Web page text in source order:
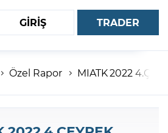
GİRİŞ TRADER
Özel Rapor MIATK 2022